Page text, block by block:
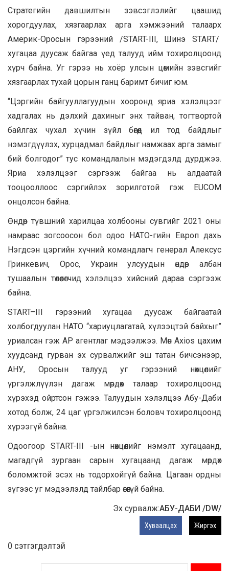
Стратегийн давшилтын зэвсэглэлийг цаашид
хорогдуулах, хязгаарлах арга хэмжээний талаарх
Америк-Оросын гэрээний /START-III, Шинэ START/
хугацаа дуусаж байгаа үед талууд ийм тохиролцоонд
хүрч байна. Уг гэрээ нь хоёр улсын цөмийн зэвсгийг
хязгаарлах тухай цорын ганц баримт бичиг юм.
“Цэргийн байгууллагуудын хооронд яриа хэлэлцээг
хадгалах нь дэлхий дахиныг энх тайван, тогтвортой
байлгах чухал хүчин зүйл бөгөөд ил тод байдлыг
нэмэгдүүлэх, хурцадмал байдлыг намжаах арга замыг
бий болгодог” тус командлалын мэдэгдэлд дурджээ.
Яриа хэлэлцээг сэргээж байгаа нь алдаатай
тооцооллоос сэргийлэх зорилготой гэж EUCOM
онцолсон байна.
Өндөр түвшний харилцаа холбооны сувгийг 2021 оны
намраас зогсоосон бол одоо НАТО-гийн Европ дахь
Нэгдсэн цэргийн хүчний командлагч генерал Алексус
Гринкевич, Орос, Украин улсуудын өндөр албан
тушаалын төлөөлөгчид хэлэлцээ хийсний дараа сэргээж
байна.
START–III гэрээний хугацаа дуусаж байгаатай
холбогдуулан НАТО “хариуцлагатай, хүлээцтэй байхыг”
уриалсан гэж АР агентлаг мэдээлжээ. Мөн Axios цахим
хуудсанд гурван эх сурвалжийг эш татан бичсэнээр,
АНУ, Оросын талууд уг гэрээний нөхцөлийг
үргэлжлүүлэн дагаж мөрдөх талаар тохиролцоонд
хүрэхэд ойртсон гэжээ. Талуудын хэлэлцээ Абу-Даби
хотод болж, 24 цаг үргэлжилсэн боловч тохиролцоонд
хүрээгүй байна.
Одоогоор START-III -ын нөхцөлийг нэмэлт хугацаанд,
магадгүй зургаан сарын хугацаанд дагаж мөрдөх
боломжтой эсэх нь тодорхойгүй байна. Цагаан ордны
зүгээс уг мэдээлэлд тайлбар өгөөгүй байна.
Эх сурвалж:АБУ-ДАБИ /DW/
Хуваалцах Жиргэх
0 cэтгэгдэлтэй